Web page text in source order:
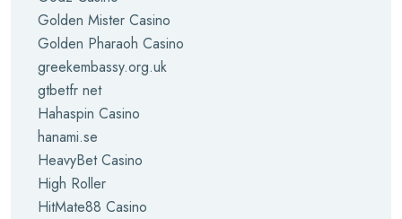
Golden Mister Casino
Golden Pharaoh Casino
greekembassy.org.uk
gtbetfr net
Hahaspin Casino
hanami.se
HeavyBet Casino
High Roller
HitMate88 Casino